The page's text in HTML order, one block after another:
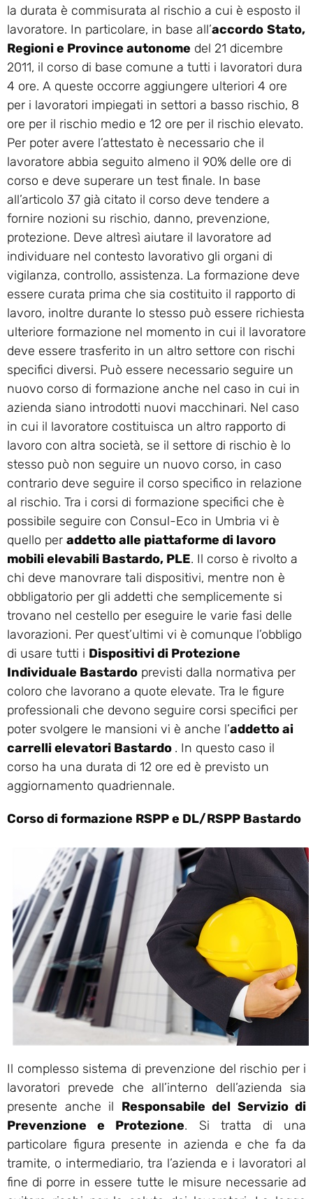
la durata è commisurata al rischio a cui è esposto il
lavoratore. In particolare, in base all’accordo Stato,
Regioni e Province autonome del 21 dicembre
2011, il corso di base comune a tutti i lavoratori dura
4 ore. A queste occorre aggiungere ulteriori 4 ore
per i lavoratori impiegati in settori a basso rischio, 8
ore per il rischio medio e 12 ore per il rischio elevato.
Per poter avere l’attestato è necessario che il
lavoratore abbia seguito almeno il 90% delle ore di
corso e deve superare un test finale. In base
all’articolo 37 già citato il corso deve tendere a
fornire nozioni su rischio, danno, prevenzione,
protezione. Deve altresì aiutare il lavoratore ad
individuare nel contesto lavorativo gli organi di
vigilanza, controllo, assistenza. La formazione deve
essere curata prima che sia costituito il rapporto di
lavoro, inoltre durante lo stesso può essere richiesta
ulteriore formazione nel momento in cui il lavoratore
deve essere trasferito in un altro settore con rischi
specifici diversi. Può essere necessario seguire un
nuovo corso di formazione anche nel caso in cui in
azienda siano introdotti nuovi macchinari. Nel caso
in cui il lavoratore costituisca un altro rapporto di
lavoro con altra società, se il settore di rischio è lo
stesso può non seguire un nuovo corso, in caso
contrario deve seguire il corso specifico in relazione
al rischio. Tra i corsi di formazione specifici che è
possibile seguire con Consul-Eco in Umbria vi è
quello per addetto alle piattaforme di lavoro
mobili elevabili Bastardo, PLE. Il corso è rivolto a
chi deve manovrare tali dispositivi, mentre non è
obbligatorio per gli addetti che semplicemente si
trovano nel cestello per eseguire le varie fasi delle
lavorazioni. Per quest’ultimi vi è comunque l’obbligo
di usare tutti i Dispositivi di Protezione
Individuale Bastardo previsti dalla normativa per
coloro che lavorano a quote elevate. Tra le figure
professionali che devono seguire corsi specifici per
poter svolgere le mansioni vi è anche l’addetto ai
carrelli elevatori Bastardo . In questo caso il
corso ha una durata di 12 ore ed è previsto un
aggiornamento quadriennale.
Corso di formazione RSPP e DL/RSPP Bastardo
Il complesso sistema di prevenzione del rischio per i
lavoratori prevede che all’interno dell’azienda sia
presente anche il Responsabile del Servizio di
Prevenzione e Protezione. Si tratta di una
particolare figura presente in azienda e che fa da
tramite, o intermediario, tra l’azienda e i lavoratori al
fine di porre in essere tutte le misure necessarie ad